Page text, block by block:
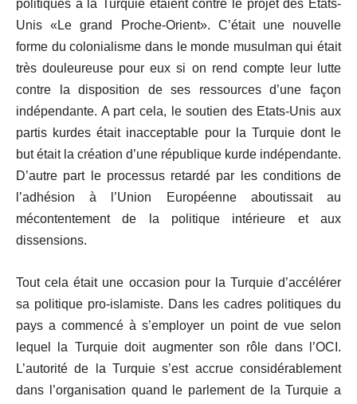
politiques à la Turquie étaient contre le projet des Etats-
Unis «Le grand Proche-Orient». C’était une nouvelle
forme du colonialisme dans le monde musulman qui était
très douleureuse pour eux si on rend compte leur lutte
contre la disposition de ses ressources d’une façon
indépendante. A part cela, le soutien des Etats-Unis aux
partis kurdes était inacceptable pour la Turquie dont le
but était la création d’une république kurde indépendante.
D’autre part le processus retardé par les conditions de
l’adhésion à l’Union Européenne aboutissait au
mécontentement de la politique intérieure et aux
dissensions.
Tout cela était une occasion pour la Turquie d’accélérer
sa politique pro-islamiste. Dans les cadres politiques du
pays a commencé à s’employer un point de vue selon
lequel la Turquie doit augmenter son rôle dans l’OCI.
L’autorité de la Turquie s’est accrue considérablement
dans l’organisation quand le parlement de la Turquie a